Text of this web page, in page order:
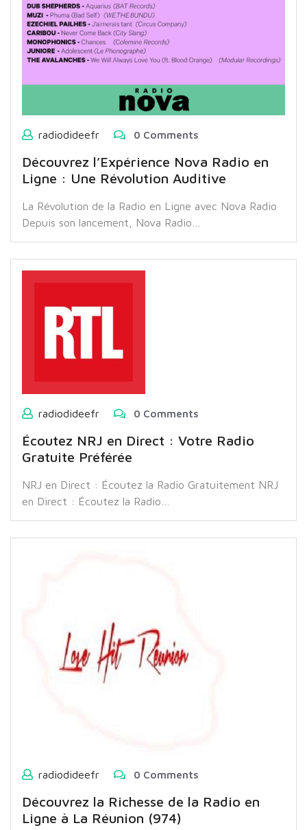
radiodideefr 0 Comments
Découvrez l’Expérience Nova Radio en
Ligne : Une Révolution Auditive
La Révolution de la Radio en Ligne avec Nova Radio
Depuis son lancement, Nova Radio…
radiodideefr 0 Comments
Écoutez NRJ en Direct : Votre Radio
Gratuite Préférée
NRJ en Direct : Écoutez la Radio Gratuitement NRJ
en Direct : Écoutez la Radio…
radiodideefr 0 Comments
Découvrez la Richesse de la Radio en
Ligne à La Réunion (974)